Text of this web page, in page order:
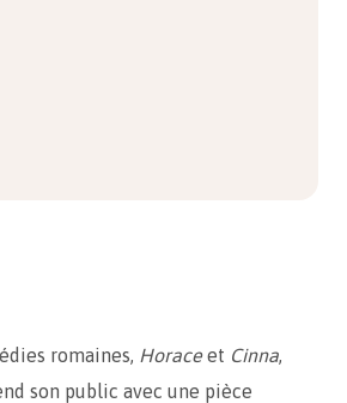
romaines, Horaceet Cinna,
son public avec une pièce